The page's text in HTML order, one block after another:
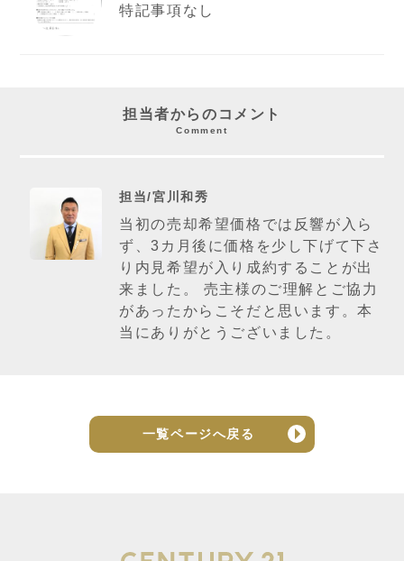
特記事項なし
担当者からのコメント
Comment
担当/宮川和秀
当初の売却希望価格では反響が入ら
ず、3カ月後に価格を少し下げて下さ
り内見希望が入り成約することが出
来ました。 売主様のご理解とご協力
があったからこそだと思います。本
当にありがとうございました。
一覧ページへ戻る